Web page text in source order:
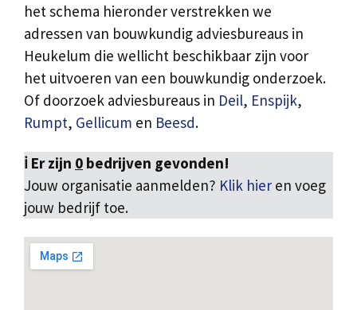
het schema hieronder verstrekken we
adressen van bouwkundig adviesbureaus in
Heukelum die wellicht beschikbaar zijn voor
het uitvoeren van een bouwkundig onderzoek.
Of doorzoek adviesbureaus in Deil, Enspijk,
Rumpt, Gellicum en Beesd.
ℹ️ Er zijn 0 bedrijven gevonden!
Jouw organisatie aanmelden? Klik hier en voeg
jouw bedrijf toe.